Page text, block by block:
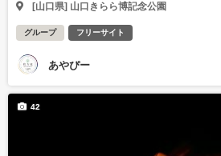
[山口県] 山口きらら博記念公園
グループ フリーサイト
あやぴー
42